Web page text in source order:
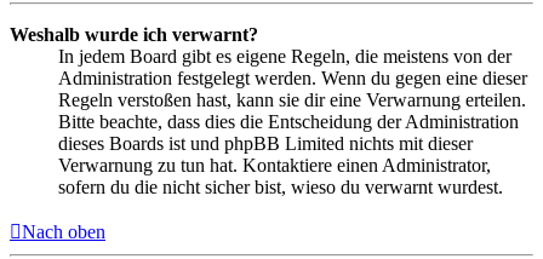
Weshalb wurde ich verwarnt?
In jedem Board gibt es eigene Regeln, die meistens von der
Administration festgelegt werden. Wenn du gegen eine dieser
Regeln verstoßen hast, kann sie dir eine Verwarnung erteilen.
Bitte beachte, dass dies die Entscheidung der Administration
dieses Boards ist und phpBB Limited nichts mit dieser
Verwarnung zu tun hat. Kontaktiere einen Administrator,
sofern du die nicht sicher bist, wieso du verwarnt wurdest.
Nach oben